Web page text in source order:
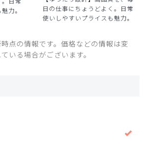
力。
日の仕事にちょうどよく。日常
使いしやすいプライスも魅力。
点の情報です。価格などの情報は変
いる場合がございます。